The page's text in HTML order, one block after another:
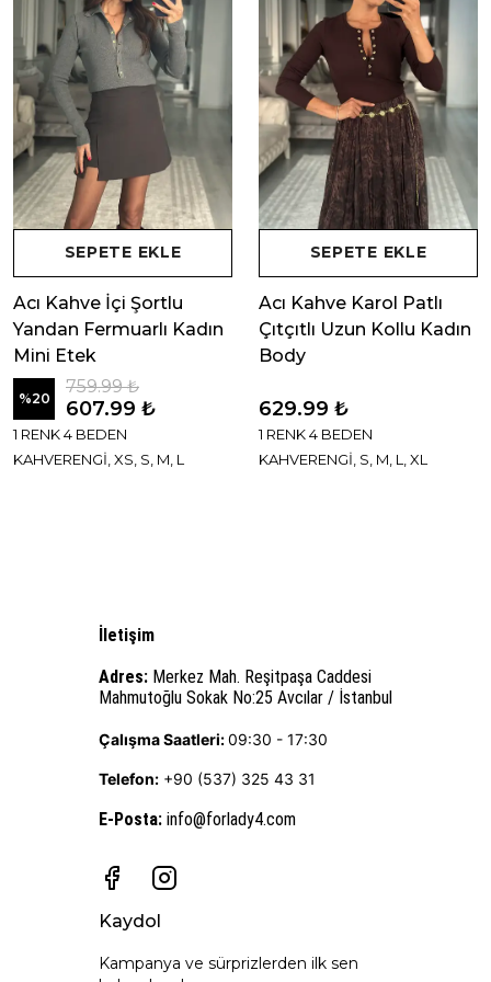
SEPETE EKLE
Acı Kahve İçi Şortlu
Yandan Fermuarlı Kadın
Mini Etek
%20
759.99 ₺
607.99 ₺
1 RENK 4 BEDEN
KAHVERENGİ, XS, S, M, L
SEPETE EKLE
Acı Kahve Karol Patlı
Çıtçıtlı Uzun Kollu Kadın
Body
629.99 ₺
1 RENK 4 BEDEN
KAHVERENGİ, S, M, L, XL
İletişim
Adres: Merkez Mah. Reşitpaşa Caddesi
Mahmutoğlu Sokak No:25 Avcılar / İstanbul
Çalışma Saatleri:09:30 - 17:30
Telefon: +90 (537) 325 43 31
E-Posta: info@forlady4.com
Kaydol
Kampanya ve sürprizlerden ilk sen